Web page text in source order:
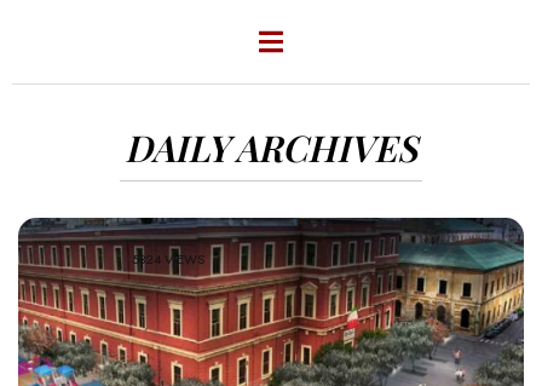
DAILY ARCHIVES
5324 VIEWS